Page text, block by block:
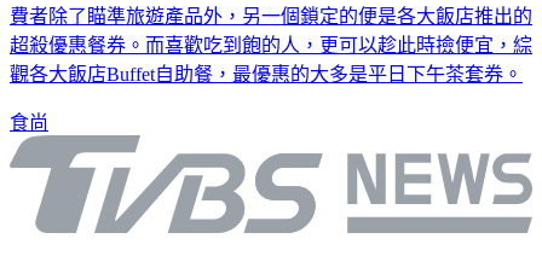
費者除了瞄準旅遊產品外，另一個鎖定的便是各大飯店推出的
超殺優惠餐券。而喜歡吃到飽的人，更可以趁此時撿便宜，綜
觀各大飯店Buffet自助餐，最優惠的大多是平日下午茶套券。
食尚